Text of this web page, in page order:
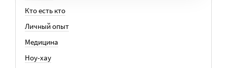
Кто есть кто
Личный опыт
Медицина
Ноу-хау